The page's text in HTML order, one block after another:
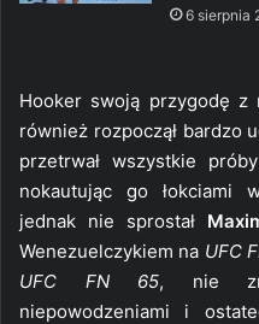
6 sierpnia
Hooker swoją przygodę z
również rozpoczął bardzo
przetrwał wszystkie
nokautując go łokciami
jednak nie sprostał
Wenezuelczykiem na UFC
UFC FN 65, nie
niepowodzeniami i